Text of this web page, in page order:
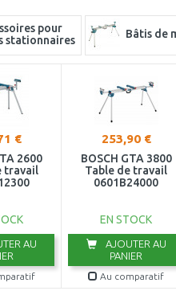
pour
stationnaires
Bâtis de
€
2600
travail
AU
253,90 €
BOSCH GTA 3800
Table de travail
0601B24000
EN STOCK
AJOUTER AU
PANIER
Au comparatif